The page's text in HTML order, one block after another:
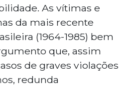
As vítimas e
da mais recente
(1964-1985) bem
que, assim
de graves violações
redunda